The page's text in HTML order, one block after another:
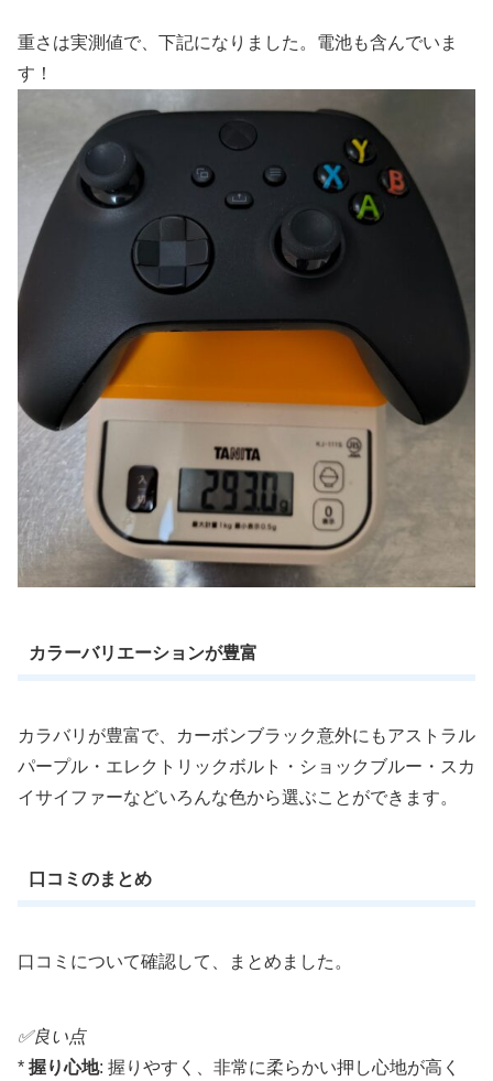
重さは実測値で、下記になりました。電池も含んでいま
す！
カラーバリエーションが豊富
カラバリが豊富で、カーボンブラック意外にもアストラル
パープル・エレクトリックボルト・ショックブルー・スカ
イサイファーなどいろんな色から選ぶことができます。
口コミのまとめ
口コミについて確認して、まとめました。
✅良い点
* 握り心地: 握りやすく、非常に柔らかい押し心地が高く